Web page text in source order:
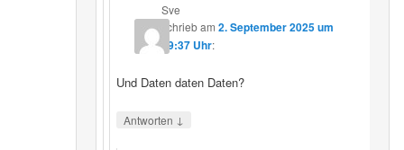
Sve
schriebam 2. September 2025 um
19:37 Uhr:
Und Daten daten Daten?
Antworten ↓